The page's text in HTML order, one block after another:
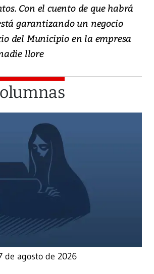
Con el cuento de que habrá
garantizando un negocio
del Municipio en la empresa
llore
de agosto de 2026